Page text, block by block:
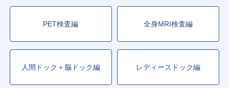
PET検査編 全身MRI検査編
人間ドック＋脳ドック編 レディースドック編